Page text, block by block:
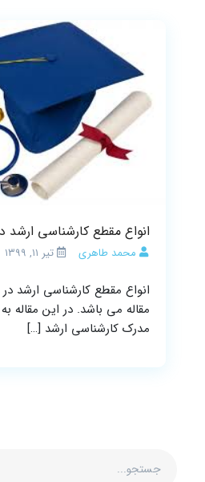
انواع مقطع کارشناسی ارشد
محمد طاهری تیر ۱۱, ۱۳۹۹
انواع مقطع کارشناسی ارشد
مقاله می باشد. در این
مدرک کارشناسی ارشد […]